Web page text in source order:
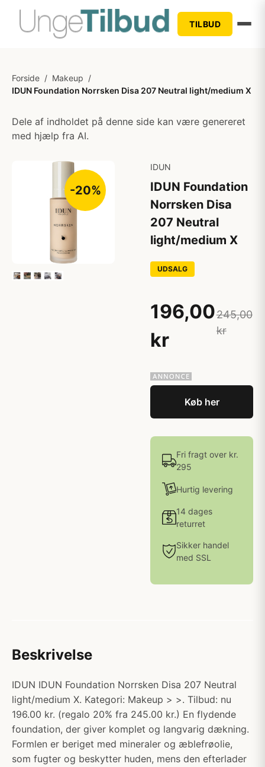
TILBUD
Forside / Makeup /
IDUN Foundation Norrsken Disa 207 Neutral light/medium X
Dele af indholdet på denne side kan være genereret
med hjælp fra AI.
-20%
IDUN
IDUN Foundation
Norrsken Disa
207 Neutral
light/medium X
UDSALG
196,00
kr
245,00
kr
Køb her
Fri fragt over kr.
295
Hurtig levering
14 dages
returret
Sikker handel
med SSL
Beskrivelse
IDUN IDUN Foundation Norrsken Disa 207 Neutral
light/medium X. Kategori: Makeup > >. Tilbud: nu
196.00 kr. (regalo 20% fra 245.00 kr.) En flydende
foundation, der giver komplet og langvarig dækning.
Formlen er beriget med mineraler og æblefrøolie,
som fugter og beskytter huden, mens den efterlader